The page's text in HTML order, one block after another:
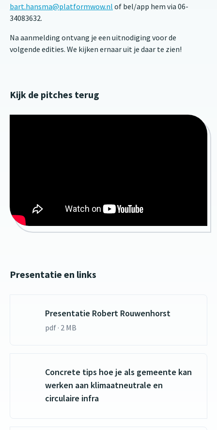
bart.hansma@platformwow.nl of bel/app hem via 06-
34083632.
Na aanmelding ontvang je een uitnodiging voor de
volgende edities. We kijken ernaar uit je daar te zien!
Kijk de pitches terug
Presentatie en links
Presentatie Robert Rouwenhorst
pdf · 2 MB
Concrete tips hoe je als gemeente kan
werken aan klimaatneutrale en
circulaire infra